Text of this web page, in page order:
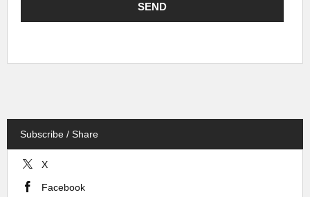
Subscribe / Share
X
Facebook